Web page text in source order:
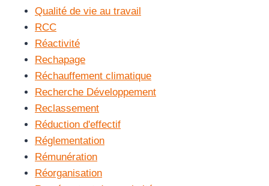
Qualité de vie au travail
RCC
Réactivité
Rechapage
Réchauffement climatique
Recherche Développement
Reclassement
Réduction d'effectif
Réglementation
Rémunération
Réorganisation